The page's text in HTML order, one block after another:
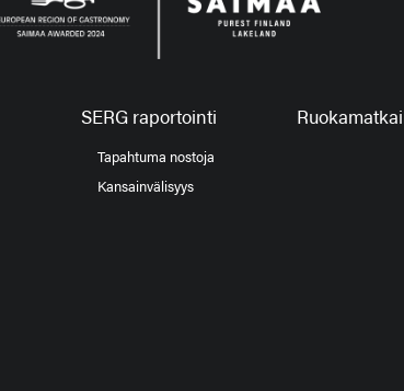
SERG raportointi
Tapahtuma nostoja
Kansainvälisyys